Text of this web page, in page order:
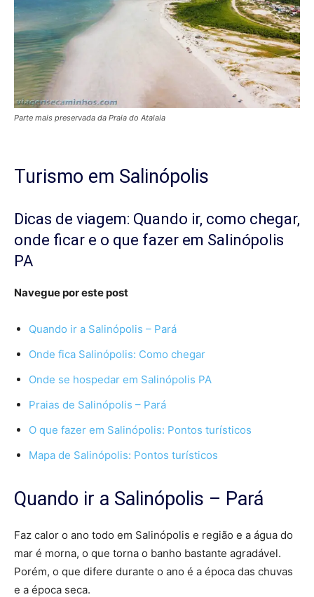
Parte mais preservada da Praia do Atalaia
Turismo em Salinópolis
Dicas de viagem: Quando ir, como chegar,
onde ficar e o que fazer em Salinópolis
PA
Navegue por este post
Quando ir a Salinópolis – Pará
Onde fica Salinópolis: Como chegar
Onde se hospedar em Salinópolis PA
Praias de Salinópolis – Pará
O que fazer em Salinópolis: Pontos turísticos
Mapa de Salinópolis: Pontos turísticos
Quando ir a Salinópolis – Pará
Faz calor o ano todo em Salinópolis e região e a água do
mar é morna, o que torna o banho bastante agradável.
Porém, o que difere durante o ano é a época das chuvas
e a época seca.